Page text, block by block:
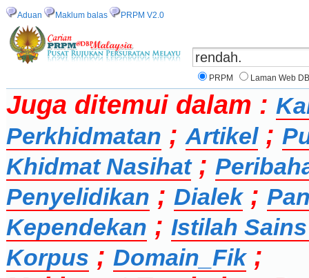
Aduan Maklum balas PRPM V2.0
PRPM Laman Web
Juga ditemui dalam :
Perkhidmatan ; Artikel;
Khidmat Nasihat;
Penyelidikan ; Dialek;
Kependekan ; Istilah
Korpus ; Domain_Fik;